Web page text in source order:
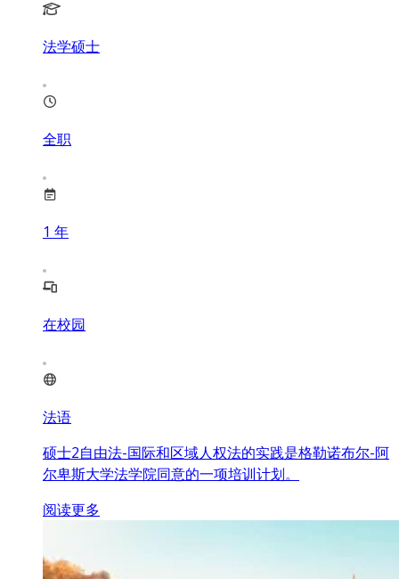
法学硕士
全职
1 年
在校园
法语
硕士2自由法-国际和区域人权法的实践是格勒诺布尔-阿
尔卑斯大学法学院同意的一项培训计划。
阅读更多